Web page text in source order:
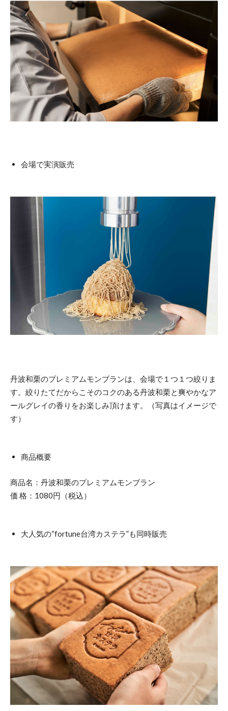
会場で実演販売
​丹波和栗のプレミアムモンブランは、会場で１つ１つ絞りま
す。絞りたてだからこそのコクのある丹波和栗と爽やかなア
ールグレイの香りをお楽しみ頂けます。（写真はイメージで
す）
商品概要
商品名：丹波和栗のプレミアムモンブラン
価 格：1080円（税込）
大人気の“fortune台湾カステラ”も同時販売